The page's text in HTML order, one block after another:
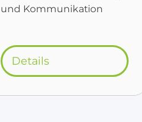
und Kommunikation
Details